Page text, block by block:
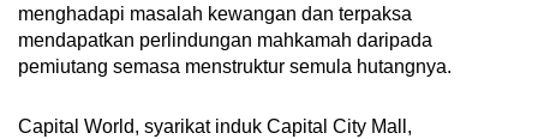
menghadapi masalah kewangan dan terpaksa
mendapatkan perlindungan mahkamah daripada
pemiutang semasa menstruktur semula hutangnya.
Capital World, syarikat induk Capital City Mall,